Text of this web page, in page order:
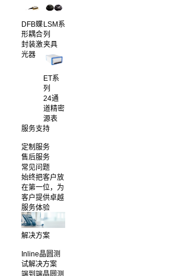
DFB蝶
形耦合
封装激
光器
LSM系
列
夹具
ET系
列
24通
道精密
源表
服务支持
定制服务
售后服务
常见问题
始终把客户放
在第一位，为
客户提供卓越
服务体验
解决方案
Inline晶圆测
试解决方案
端到端晶圆测